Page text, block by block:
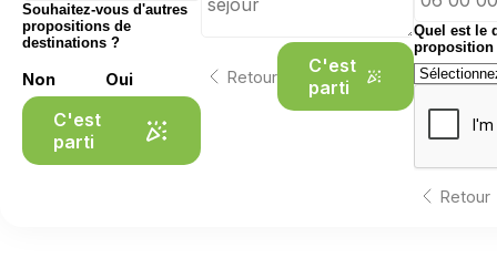
Souhaitez-vous d'autres
propositions de
destinations ?
Non Oui
C'est
parti
Retour
C'est
parti
Quel est le
proposition
Retour